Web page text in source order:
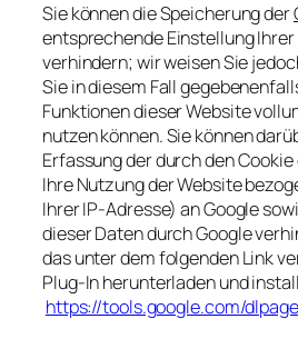
Sie können die Speicherung der
entsprechende Einstellung
verhindern; wir weisen Sie
Sie in diesem Fall
Funktionen dieser Website
nutzen können. Sie können
Erfassung der durch den
Ihre Nutzung der Website
Ihrer IP-Adresse) an Google
dieser Daten durch Google
das unter dem folgenden Link
Plug-In herunterladen und
https://tools.google.com/